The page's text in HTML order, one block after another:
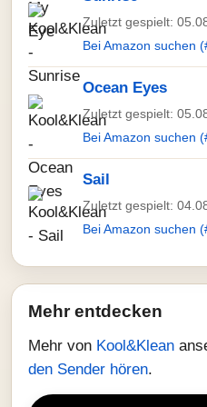
Zuletzt gespielt:
Bei Amazon suchen
Ocean Eyes
Zuletzt gespielt:
Bei Amazon suchen
Sail
Zuletzt gespielt:
Bei Amazon suchen
Mehr entdecken
Mehr von Kool&Klean
den Sender hören.